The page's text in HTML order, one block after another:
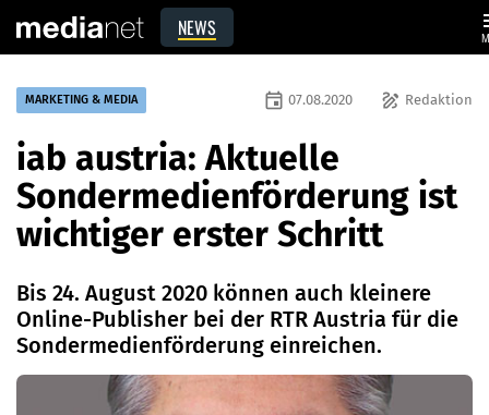
NEWS
MARKETING & MEDIA draw Redaktion
event 07.08.2020
iab austria: Aktuelle
Sondermedienförderung ist
wichtiger erster Schritt
Bis 24. August 2020 können auch kleinere
Online-Publisher bei der RTR Austria für die
Sondermedienförderung einreichen.